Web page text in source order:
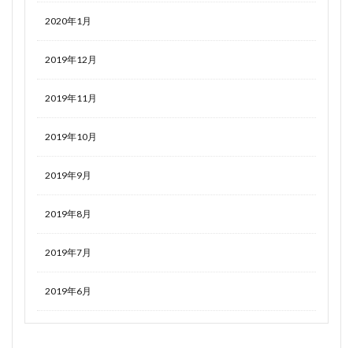
2020年1月
2019年12月
2019年11月
2019年10月
2019年9月
2019年8月
2019年7月
2019年6月